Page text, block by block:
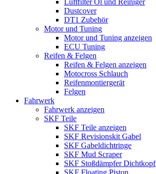
Dustcover
DT1 Zubehör
Motor und Tuning
Motor und Tuning anzeigen
ECU Tuning
Reifen & Felgen
Reifen & Felgen anzeigen
Motocross Schlauch
Reifenmontiergerät
Felgen
Fahrwerk
Fahrwerk anzeigen
SKF Teile
SKF Teile anzeigen
SKF Revisionskit Gabel
SKF Gabeldichtringe
SKF Mud Scraper
SKF Stoßdämpfer Dichtkopf
SKF Floating Piston